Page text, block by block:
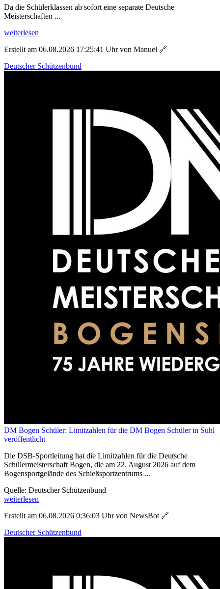
Da die Schülerklassen ab sofort eine separate Deutsche
Meisterschaften ...
weiterlesen
Erstellt am 06.08.2026 17:25:41 Uhr von Manuel 🔗
Deutscher Schützenbund
DM Bogen Schüler: Limitzahlen für die DM Bogen Schüler in Suhl
veröffentlicht
Die DSB-Sportleitung hat die Limitzahlen für die Deutsche
Schülermeisterschaft Bogen, die am 22. August 2026 auf dem
Bogensportgelände des Schießsportzentrums ...
Quelle: Deutscher Schützenbund
weiterlesen
Erstellt am 06.08.2026 0:36:03 Uhr von NewsBot 🔗
Deutscher Schützenbund